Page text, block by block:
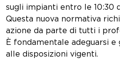
sugli impianti entro le 10:30
Questa nuova normativa
azione da parte di tutti i
È fondamentale adeguarsi
alle disposizioni vigenti.